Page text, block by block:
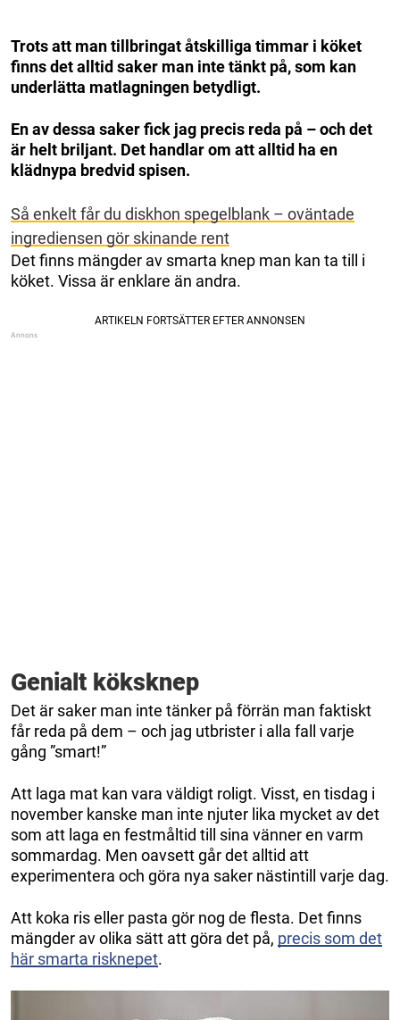
Trots att man tillbringat åtskilliga timmar i köket
finns det alltid saker man inte tänkt på, som kan
underlätta matlagningen betydligt.
En av dessa saker fick jag precis reda på – och det
är helt briljant. Det handlar om att alltid ha en
klädnypa bredvid spisen.
Så enkelt får du diskhon spegelblank – oväntade
ingrediensen gör skinande rent
Det finns mängder av smarta knep man kan ta till i
köket. Vissa är enklare än andra.
Genialt köksknep
Det är saker man inte tänker på förrän man faktiskt
får reda på dem – och jag utbrister i alla fall varje
gång ”smart!”
Att laga mat kan vara väldigt roligt. Visst, en tisdag i
november kanske man inte njuter lika mycket av det
som att laga en festmåltid till sina vänner en varm
sommardag. Men oavsett går det alltid att
experimentera och göra nya saker nästintill varje dag.
Att koka ris eller pasta gör nog de flesta. Det finns
mängder av olika sätt att göra det på, precis som det
här smarta risknepet.